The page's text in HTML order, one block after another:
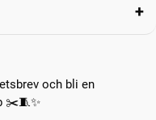
och bli en
✂️🧵✨